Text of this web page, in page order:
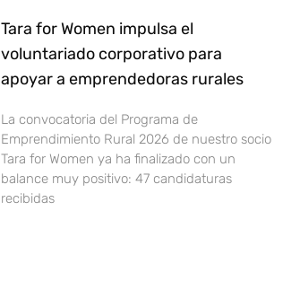
Tara for Women impulsa el
voluntariado corporativo para
apoyar a emprendedoras rurales
La convocatoria del Programa de
Emprendimiento Rural 2026 de nuestro socio
Tara for Women ya ha finalizado con un
balance muy positivo: 47 candidaturas
recibidas